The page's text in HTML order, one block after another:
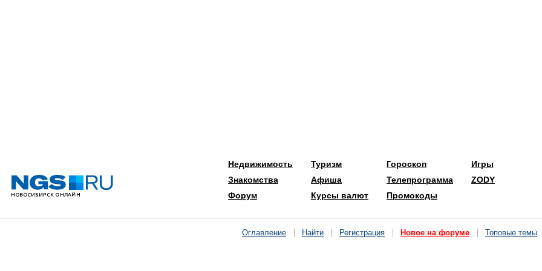
Недвижимость
Знакомства
Форум
Туризм
Афиша
Курсы валют
Гороскоп
Телепрограмма
Промокоды
Игры
ZODY
Оглавление Найти Регистрация Новое на форуме Топовые темы